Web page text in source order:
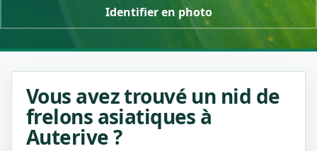
Identifier en photo
Vous avez trouvé un nid de
frelons asiatiques à
Auterive ?